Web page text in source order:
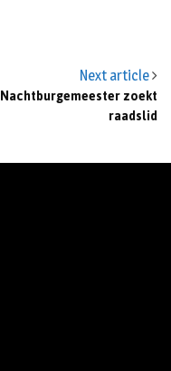
Next article
Nachtburgemeester zoekt
raadslid